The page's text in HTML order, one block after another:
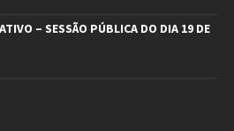
– SESSÃO PÚBLICA DO DIA 19 DE